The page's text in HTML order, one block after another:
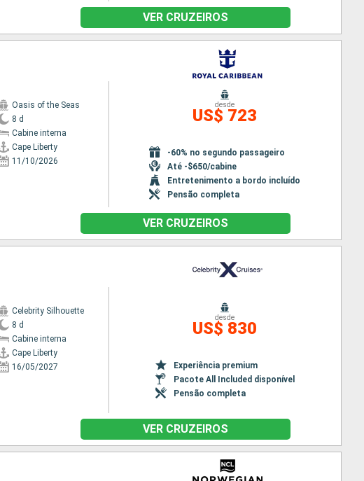
VER CRUZEIROS
Oasis of the Seas
8 d
Cabine interna
Cape Liberty
11/10/2026
desde
US$ 723
-60% no segundo passageiro
Até -$650/cabine
Entretenimento a bordo incluído
Pensão completa
VER CRUZEIROS
Celebrity Silhouette
8 d
Cabine interna
Cape Liberty
16/05/2027
desde
US$ 830
Experiência premium
Pacote All Included disponível
Pensão completa
VER CRUZEIROS